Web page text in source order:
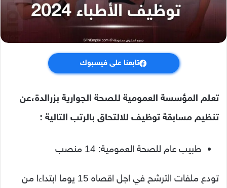
تابعنا على فيسبوك
تعلم المؤسسة العمومية للصحة الجوارية بزرالدة،عن
تنظيم مسابقة توظيف للالتحاق بالرتب التالية :
طبيب عام للصحة العمومية: 14 منصب
تودع ملفات الترشح في اجل اقصاه 15 يوما ابتداءا من